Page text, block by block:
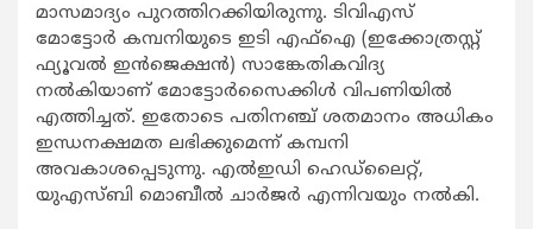
മാസമാദ്യം പുറത്തിറക്കിയിരുന്നു. ടിവിഎസ്
മോട്ടോര്‍ കമ്പനിയുടെ ഇടി എഫ്‌ഐ (ഇക്കോത്രസ്റ്റ്
ഫ്യൂവല്‍ ഇന്‍ജെക്ഷന്‍) സാങ്കേതികവിദ്യ
നല്‍കിയാണ് മോട്ടോര്‍സൈക്കിള്‍ വിപണിയില്‍
എത്തിച്ചത്. ഇതോടെ പതിനഞ്ച് ശതമാനം അധികം
ഇന്ധനക്ഷമത ലഭിക്കുമെന്ന് കമ്പനി
അവകാശപ്പെടുന്നു. എല്‍ഇഡി ഹെഡ്‌ലൈറ്റ്,
യുഎസ്ബി മൊബീല്‍ ചാര്‍ജര്‍ എന്നിവയും നല്‍കി.